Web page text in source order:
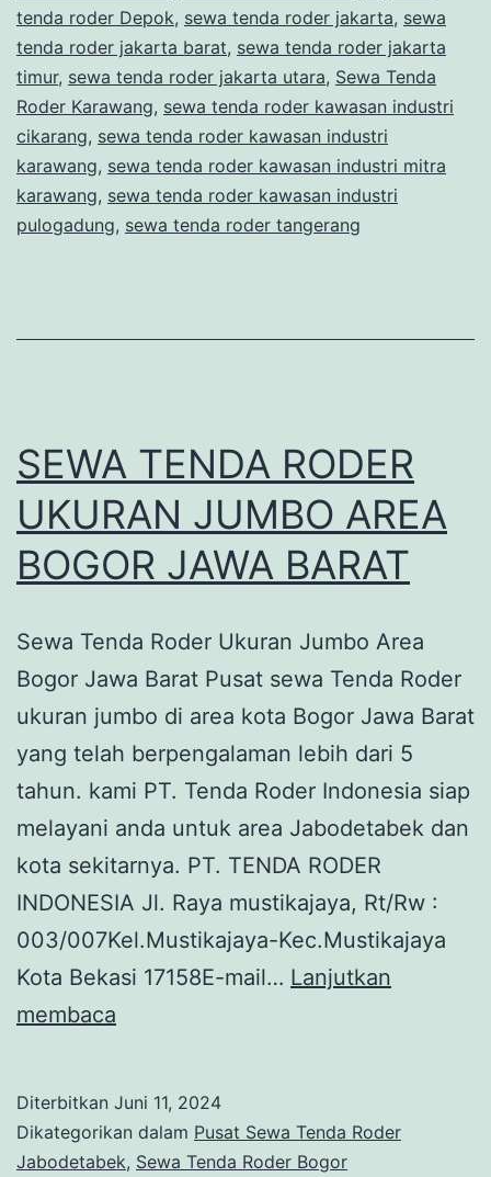
BOGOR
JAWA
BARAT
tenda roder Depok, sewa tenda roder jakarta, sewa
tenda roder jakarta barat, sewa tenda roder jakarta
timur, sewa tenda roder jakarta utara, Sewa Tenda
Roder Karawang, sewa tenda roder kawasan industri
cikarang, sewa tenda roder kawasan industri
karawang, sewa tenda roder kawasan industri mitra
karawang, sewa tenda roder kawasan industri
pulogadung, sewa tenda roder tangerang
SEWA TENDA RODER
UKURAN JUMBO AREA
BOGOR JAWA BARAT
Sewa Tenda Roder Ukuran Jumbo Area
Bogor Jawa Barat Pusat sewa Tenda Roder
ukuran jumbo di area kota Bogor Jawa Barat
yang telah berpengalaman lebih dari 5
tahun. kami PT. Tenda Roder Indonesia siap
melayani anda untuk area Jabodetabek dan
kota sekitarnya. PT. TENDA RODER
INDONESIA Jl. Raya mustikajaya, Rt/Rw :
003/007Kel.Mustikajaya-Kec.Mustikajaya
Kota Bekasi 17158E-mail… Lanjutkan
membaca
UKURAN
JUMBO
Diterbitkan Juni 11, 2024
Dikategorikan dalam Pusat Sewa Tenda Roder
Jabodetabek, Sewa Tenda Roder Bogor